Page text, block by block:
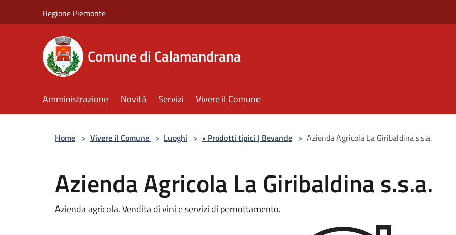
Regione Piemonte
Comune di Calamandrana
Amministrazione Novità Servizi Vivere il Comune
Home > Vivere il Comune > Luoghi > • Prodotti tipici | Bevande > Azienda Agricola La Giribaldina s.s.a.
Azienda Agricola La Giribaldina s.s.a.
Azienda agricola. Vendita di vini e servizi di pernottamento.